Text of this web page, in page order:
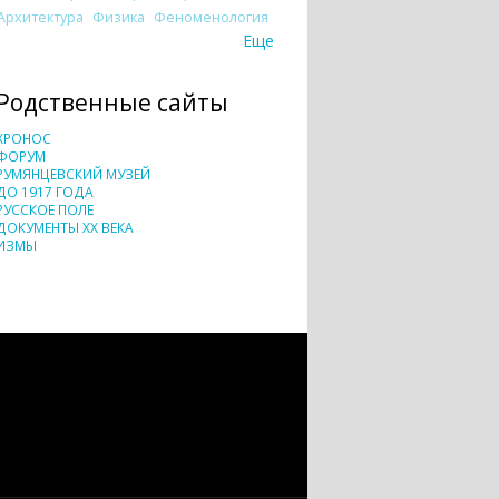
Физика Феноменология
Еще
сайты
МУЗЕЙ
1917 ГОДА
ПОЛЕ
XX ВЕКА